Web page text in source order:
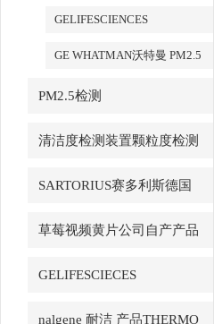
GELIFESCIENCES
WHATMAN 转印记膜杂交膜
GE WHATMAN沃特曼 PM2.5
PM2.5检测
清洁度检测装置颗粒度检测
SARTORIUS赛多利斯德国
草莓视频黄片公司自产产品
GELIFESCIECES
nalgene 耐洁 产品THERMO